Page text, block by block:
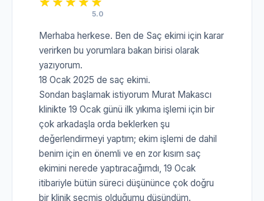
5.0
Merhaba herkese. Ben de Saç ekimi için karar
verirken bu yorumlara bakan birisi olarak
yazıyorum.
18 Ocak 2025 de saç ekimi.
Sondan başlamak istiyorum Murat Makascı
klinikte 19 Ocak günü ilk yıkıma işlemi için bir
çok arkadaşla orda beklerken şu
değerlendirmeyi yaptım; ekim işlemi de dahil
benim için en önemli ve en zor kısım saç
ekimini nerede yaptıracağımdı, 19 Ocak
itibariyle bütün süreci düşününce çok doğru
bir klinik seçmiş olduğumu düşündüm.